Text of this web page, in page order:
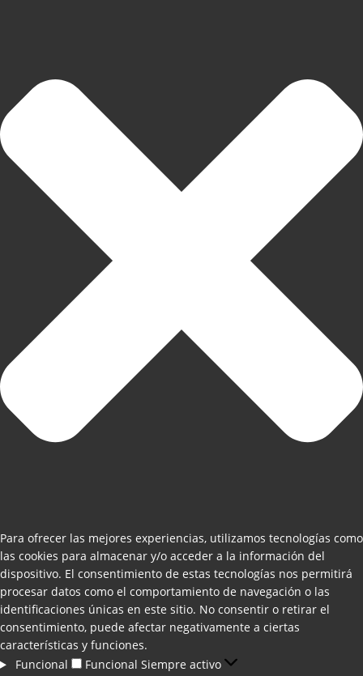
Para ofrecer las mejores experiencias, utilizamos tecnologías como
las cookies para almacenar y/o acceder a la información del
dispositivo. El consentimiento de estas tecnologías nos permitirá
procesar datos como el comportamiento de navegación o las
identificaciones únicas en este sitio. No consentir o retirar el
consentimiento, puede afectar negativamente a ciertas
características y funciones.
Funcional
Funcional Siempre activo